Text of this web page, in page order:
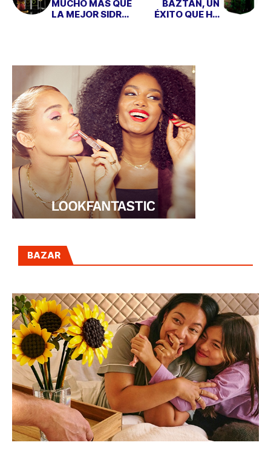
BAZAR
CON LEGO, LAS FLORES DEL DÍA DE LA
MADRE DURAN TODA LA VIDA
14 ABRIL, 2026